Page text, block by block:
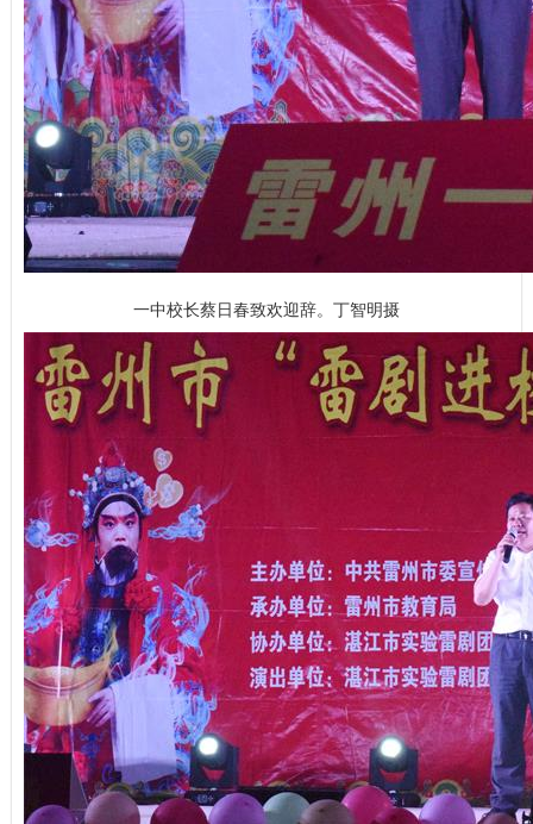
一中校长蔡日春致欢迎辞。丁智明摄